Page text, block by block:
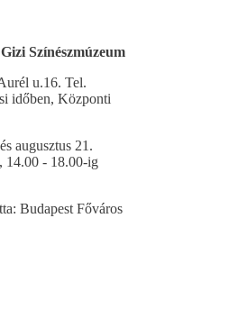
Színészmúzeum
u.16. Tel.
időben, Központi
augusztus 21.
14.00 - 18.00-ig
Budapest Főváros